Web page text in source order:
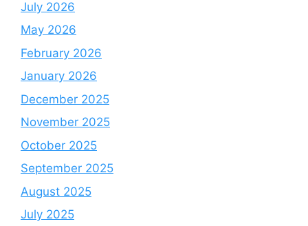
July 2026
May 2026
February 2026
January 2026
December 2025
November 2025
October 2025
September 2025
August 2025
July 2025